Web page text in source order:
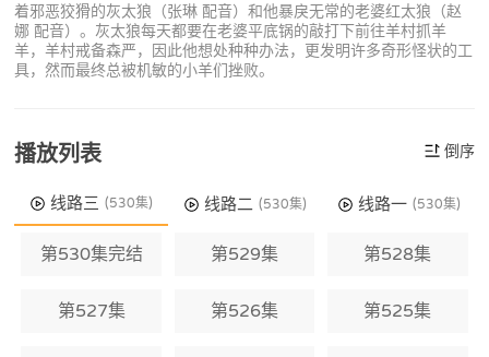
着邪恶狡猾的灰太狼（张琳 配音）和他暴戾无常的老婆红太狼（赵
娜 配音）。灰太狼每天都要在老婆平底锅的敲打下前往羊村抓羊
羊，羊村戒备森严，因此他想处种种办法，更发明许多奇形怪状的工
具，然而最终总被机敏的小羊们挫败。
播放列表 倒序
线路三 (530集) 线路二 (530集) 线路一 (530集)
第530集完结 第529集 第528集
第527集 第526集 第525集